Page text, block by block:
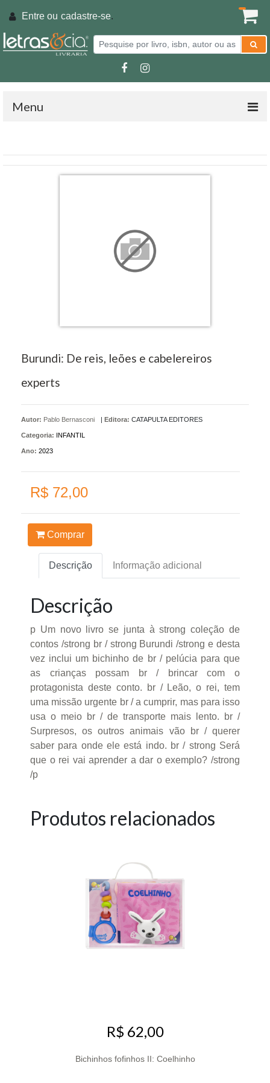
Entre ou cadastre-se.
Menu
Burundi: De reis, leões e cabelereiros
experts
Autor: Pablo Bernasconi | Editora: CATAPULTA EDITORES
Categoria: INFANTIL
Ano: 2023
R$ 72,00
Comprar
Descrição Informação adicional
Descrição
p Um novo livro se junta à strong coleção de
contos /strong br / strong Burundi /strong e desta
vez inclui um bichinho de br / pelúcia para que
as crianças possam br / brincar com o
protagonista deste conto. br / Leão, o rei, tem
uma missão urgente br / a cumprir, mas para isso
usa o meio br / de transporte mais lento. br /
Surpresos, os outros animais vão br / querer
saber para onde ele está indo. br / strong Será
que o rei vai aprender a dar o exemplo? /strong
/p
Produtos relacionados
R$ 62,00
Bichinhos fofinhos II: Coelhinho